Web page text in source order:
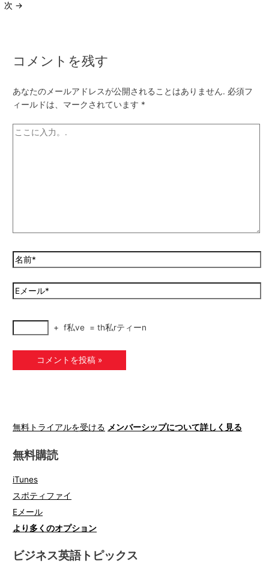
次 →
コメントを残す
あなたのメールアドレスが公開されることはありません. 必須フ
ィールドは、マークされています *
+ f私ve = th私rティーn
無料トライアルを受ける メンバーシップについて詳しく見る
無料購読
iTunes
スポティファイ
Eメール
より多くのオプション
ビジネス英語トピックス